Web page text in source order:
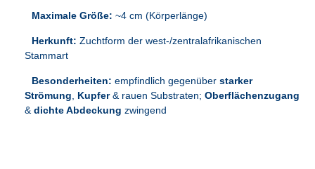
Maximale Größe: ~4 cm (Körperlänge)
Herkunft: Zuchtform der west-/zentralafrikanischen
Stammart
Besonderheiten: empfindlich gegenüber starker
Strömung, Kupfer& rauen Substraten; Oberflächenzugang
&dichte Abdeckung zwingend